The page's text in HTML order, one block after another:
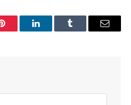
Pinterest LinkedInTumblr Email